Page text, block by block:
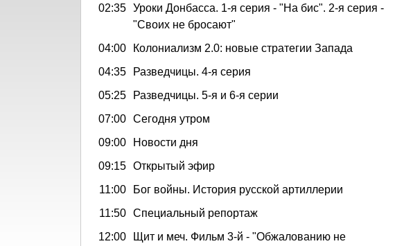
02:35 Уроки Донбасса. 1-я серия - "На бис". 2-я серия -
"Своих не бросают"
04:00
Колониализм 2.0: новые стратегии Запада
04:35
Разведчицы. 4-я серия
05:25
Разведчицы. 5-я и 6-я серии
07:00 Сегодня утром
09:00
Новости дня
09:15 Открытый эфир
11:00
Бог войны. История русской артиллерии
11:50 Специальный репортаж
12:00
Щит и меч. Фильм 3-й - "Обжалованию не